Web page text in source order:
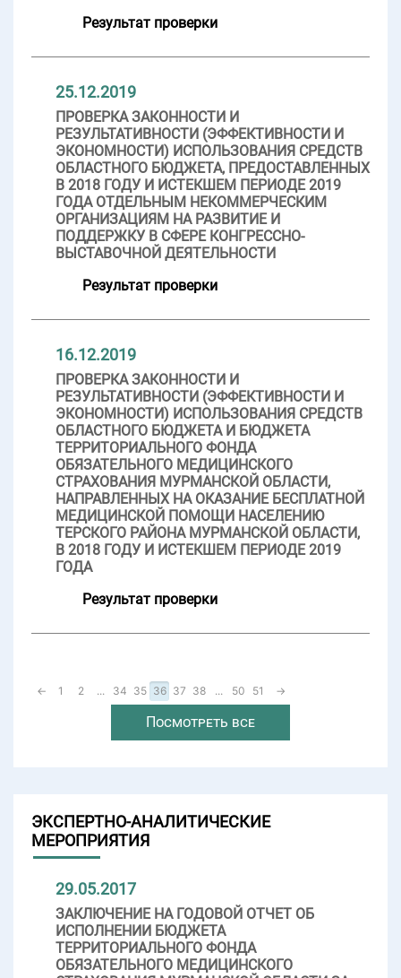
Результат проверки
25.12.2019
ПРОВЕРКА ЗАКОННОСТИ И
РЕЗУЛЬТАТИВНОСТИ (ЭФФЕКТИВНОСТИ И
ЭКОНОМНОСТИ) ИСПОЛЬЗОВАНИЯ СРЕДСТВ
ОБЛАСТНОГО БЮДЖЕТА, ПРЕДОСТАВЛЕННЫХ
В 2018 ГОДУ И ИСТЕКШЕМ ПЕРИОДЕ 2019
ГОДА ОТДЕЛЬНЫМ НЕКОММЕРЧЕСКИМ
ОРГАНИЗАЦИЯМ НА РАЗВИТИЕ И
ПОДДЕРЖКУ В СФЕРЕ КОНГРЕССНО-
ВЫСТАВОЧНОЙ ДЕЯТЕЛЬНОСТИ
Результат проверки
16.12.2019
ПРОВЕРКА ЗАКОННОСТИ И
РЕЗУЛЬТАТИВНОСТИ (ЭФФЕКТИВНОСТИ И
ЭКОНОМНОСТИ) ИСПОЛЬЗОВАНИЯ СРЕДСТВ
ОБЛАСТНОГО БЮДЖЕТА И БЮДЖЕТА
ТЕРРИТОРИАЛЬНОГО ФОНДА
ОБЯЗАТЕЛЬНОГО МЕДИЦИНСКОГО
СТРАХОВАНИЯ МУРМАНСКОЙ ОБЛАСТИ,
НАПРАВЛЕННЫХ НА ОКАЗАНИЕ БЕСПЛАТНОЙ
МЕДИЦИНСКОЙ ПОМОЩИ НАСЕЛЕНИЮ
ТЕРСКОГО РАЙОНА МУРМАНСКОЙ ОБЛАСТИ,
В 2018 ГОДУ И ИСТЕКШЕМ ПЕРИОДЕ 2019
ГОДА
Результат проверки
← 1 2 ... 34 35 36 37 38 ... 50 51 →
Посмотреть все
ЭКСПЕРТНО-АНАЛИТИЧЕСКИЕ
МЕРОПРИЯТИЯ
29.05.2017
ЗАКЛЮЧЕНИЕ НА ГОДОВОЙ ОТЧЕТ ОБ
ИСПОЛНЕНИИ БЮДЖЕТА
ТЕРРИТОРИАЛЬНОГО ФОНДА
ОБЯЗАТЕЛЬНОГО МЕДИЦИНСКОГО